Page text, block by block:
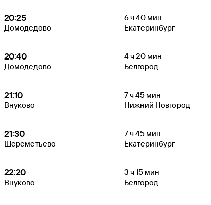
20:25
Домодедово
6ч 40 мин
Екатеринбург
20:40
Домодедово
4ч 20 мин
Белгород
21:10
Внуково
7ч 45 мин
Нижний Новгород
21:30
Шереметьево
7ч 45 мин
Екатеринбург
22:20
Внуково
3 ч 15 мин
Белгород